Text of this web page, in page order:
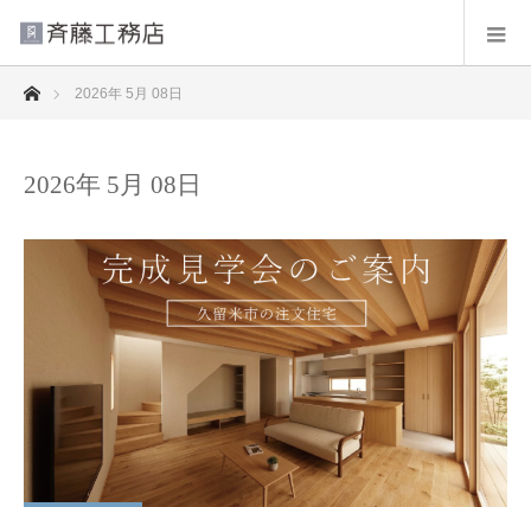
ホーム2026年 5月 08日
2026年 5月 08日